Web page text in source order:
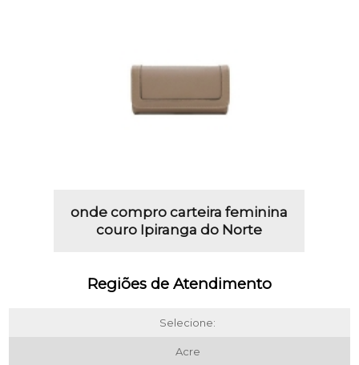
onde compro carteira feminina
couro Ipiranga do Norte
Regiões de Atendimento
Selecione:
Acre